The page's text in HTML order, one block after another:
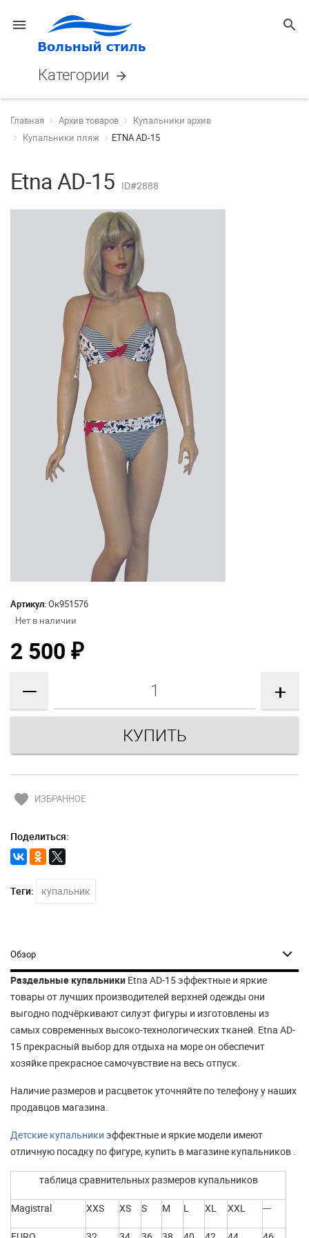
menu search
Категории arrow_forward
Главная Архив товаров
Купальники архив
Купальники пляж
ETNA AD-15
Etna AD-15 ID#2888
Артикул:Ок951576
Нет в наличии
2 500 ₽
— +
favorite ИЗБРАННОЕ
Поделиться:
Теги: купальник
Обзор
Раздельные купальники Etna AD-15 эффектные и яркие
товары от лучших производителей верхней одежды они
выгодно подчёркивают силуэт фигуры и изготовлены из
самых современных высоко-технологических тканей. Etna AD-
15 прекрасный выбор для отдыха на море он обеспечит
хозяйке прекрасное самочувствие на весь отпуск.
Наличие размеров и расцветок уточняйте по телефону у наших
продавцов магазина.
Детские купальники эффектные и яркие модели имеют
отличную посадку по фигуре, купить в магазине купальников .
таблица сравнительных размеров купальников
Magistral XXS XS S M L XL XXL ---